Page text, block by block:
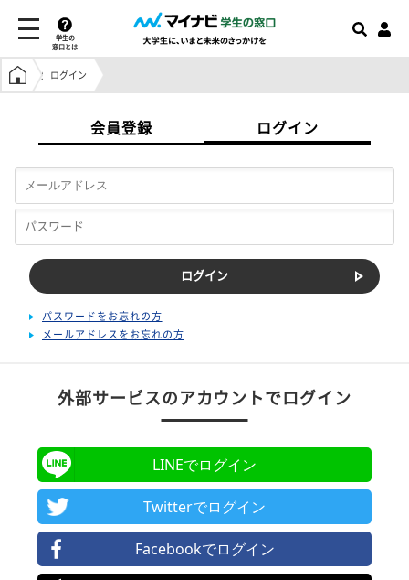
学生の
窓口とは
学生の窓口トップ
ログイン
会員登録 ログイン
パスワードをお忘れの方
メールアドレスをお忘れの方
外部サービスのアカウントでログイン
LINEでログイン
Twitterでログイン
Facebookでログイン